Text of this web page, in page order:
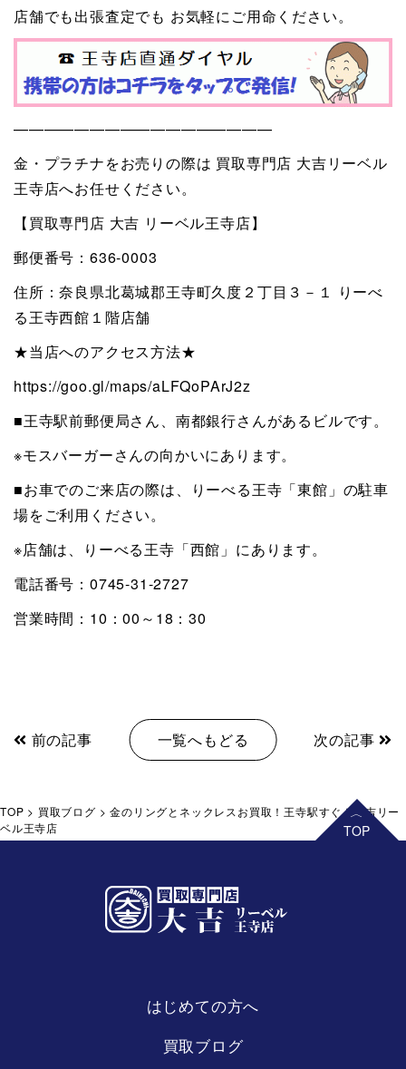
店舗でも出張査定でも お気軽にご用命ください。
—————————————————
金・プラチナをお売りの際は 買取専門店 大吉リーベル
王寺店へお任せください。
【買取専門店 大吉 リーベル王寺店】
郵便番号：636-0003
住所：奈良県北葛城郡王寺町久度２丁目３－１ りーべ
る王寺西館１階店舗
★当店へのアクセス方法★
https://goo.gl/maps/aLFQoPArJ2z
■王寺駅前郵便局さん、南都銀行さんがあるビルです。
※モスバーガーさんの向かいにあります。
■お車でのご来店の際は、りーべる王寺「東館」の駐車
場をご利用ください。
※店舗は、りーべる王寺「西館」にあります。
電話番号：0745-31-2727
営業時間：10：00～18：30
前の記事 一覧へもどる 次の記事
TOP > 買取ブログ >金のリングとネックレスお買取！王寺駅すぐ！大吉リー
ベル王寺店
リーベル
王寺店
はじめての方へ
買取ブログ